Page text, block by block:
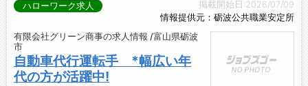
掲載開始日:2026/07/09
情報提供元：砺波公共職業安定所
ハローワーク求人
有限会社グリーン商事の求人情報 /富山県砺波
市
自動車代行運転手 *幅広い年
代の方が活躍中!